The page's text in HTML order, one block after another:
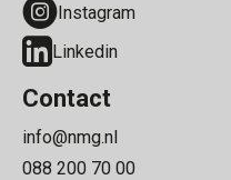
Instagram
Linkedin
Contact
info@nmg.nl
088 200 70 00